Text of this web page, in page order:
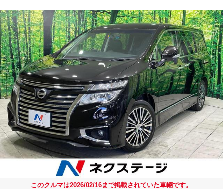
ルーズコントロール ＬＥＤヘッドライト 純正１８インチアルミ
ホイール スマートキー（香川県）
このクルマは2026/02/16まで掲載されていた車輛です。